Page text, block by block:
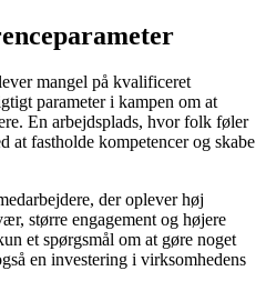
mangel på kvalificeret
parameter i kampen om at
En arbejdsplads, hvor folk føler
at fastholde kompetencer og skabe
der oplever høj
større engagement og højere
et spørgsmål om at gøre noget
en investering i virksomhedens